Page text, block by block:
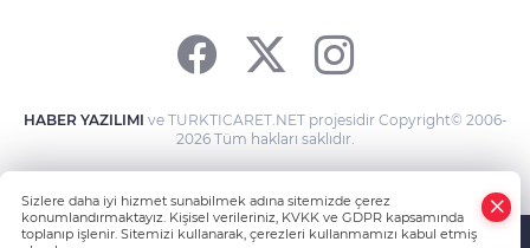
HABER YAZILIMI ve TURKTICARET.NET projesidir Copyright© 2006-
2026 Tüm hakları saklıdır.
Sizlere daha iyi hizmet sunabilmek adına sitemizde çerez
konumlandırmaktayız. Kişisel verileriniz, KVKK ve GDPR kapsamında
toplanıp işlenir. Sitemizi kullanarak, çerezleri kullanmamızı kabul etmiş